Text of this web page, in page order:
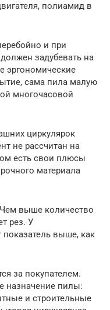
полиамид в
и при
задубевать на
эргономические
сама пила малую
многочасовой
циркулярок
не рассчитан на
есть свои плюсы
материала
Чем выше количество
рез. У
выше, как
за покупателем.
назначение пилы:
и строительные